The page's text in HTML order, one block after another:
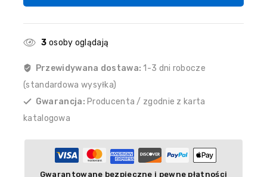
3 osoby oglądają
Przewidywana dostawa: 1-3 dni robocze
(standardowa wysyłka)
Gwarancja: Producenta / zgodnie z karta
katalogowa
Gwarantowane bezpieczne i pewne płatności